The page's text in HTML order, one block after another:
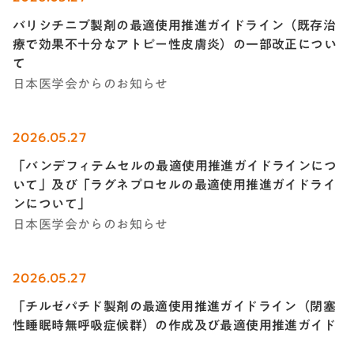
バリシチニブ製剤の最適使用推進ガイドライン（既存治
療で効果不十分なアトピー性皮膚炎）の一部改正につい
て
日本医学会からのお知らせ
2026.05.27
「バンデフィテムセルの最適使用推進ガイドラインにつ
いて」及び「ラグネプロセルの最適使用推進ガイドライ
ンについて」
日本医学会からのお知らせ
2026.05.27
「チルゼパチド製剤の最適使用推進ガイドライン（閉塞
性睡眠時無呼吸症候群）の作成及び最適使用推進ガイド